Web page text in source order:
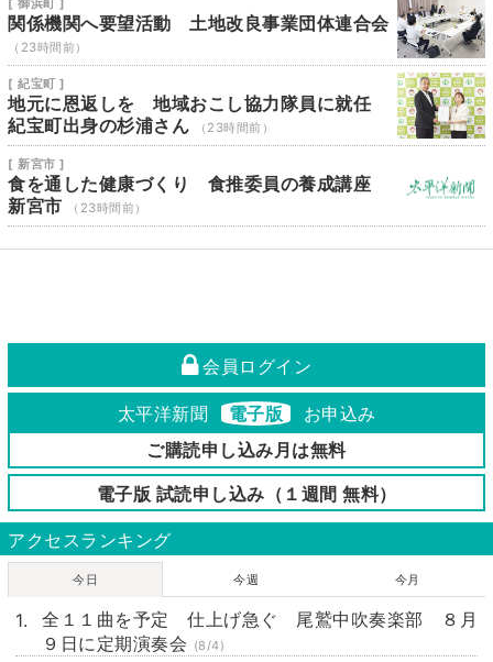
[ 御浜町 ]
関係機関へ要望活動 土地改良事業団体連合会
（23時間前）
[ 紀宝町 ]
地元に恩返しを 地域おこし協力隊員に就任
紀宝町出身の杉浦さん
（23時間前）
[ 新宮市 ]
食を通した健康づくり 食推委員の養成講座
新宮市
（23時間前）
会員ログイン
太平洋新聞 電子版
お申込み
ご購読申し込み月は無料
電子版 試読申し込み（１週間 無料）
アクセスランキング
今日 今週 今月
全１１曲を予定 仕上げ急ぐ 尾鷲中吹奏楽部 ８月
９日に定期演奏会 (8/4)